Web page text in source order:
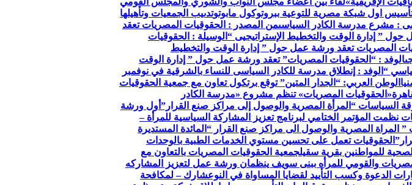
اول شبكة مصرية للتوعية ببروتوكول مابوتوتدىيب الجمعيات وتأهيلها
: مشرع مدرسة الكادر السياسىمن المصدر : الحقوقيات المصريات تعقد
” إدارة الوقت والتخطيط الإستراتيجيى “ الوسيلة : الحقوقيات
المصريات تعقد ورشة عمل حول ” إدارة الوقت والتخطيط
الوفد : “الحقوقيات المصريات” تعقد ورشة عمل حول ” إدارة الوقت
“ الوفد : إنطلاق مدرسة للكادر السياسى للنساء بالشرقية في نوفمبر
الوطن العربي: “الجدار المتين” توقع برتكول تعاون مع جمعية الحقوقيات
«الحقوقيات المصريات» تنظم مشروع «مدرسة الكادر
السياسات “المرأة المصرية والوصول إلى مراكز صنع القرار” أول ورشة
نظمت المؤتمر الختامي لبرنامج تعزيز المشاركة السياسية للمرأة –
المراة المصرية والوصول الى مراكز صنع القرار “ المائدة المستديرة
الحقوقيات تعمل على تحسين مستوي الخدمات الطبية بالوحدات
للمواطنين بقرية سقيلجمعية الحقوقيات المصريات بالتعاون مع
والقومي للمرأه ببنى سويف ينظمان ورشة عمل لتعزيز المشاركه
الدعوة وكسب التأييد لقضايا المساواة في النوعشارك – لمكافحة